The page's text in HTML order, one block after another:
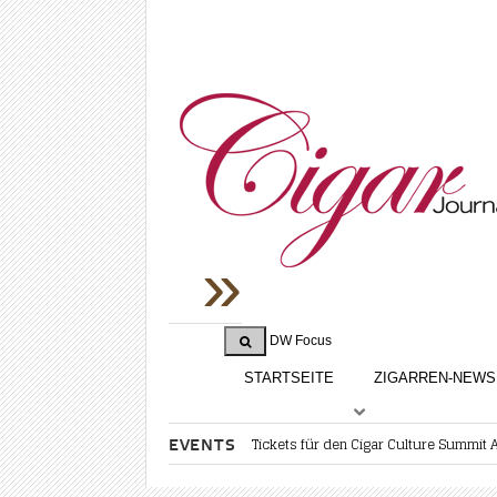
DW Focus
STARTSEITE ZIGARREN-NEWS
RATINGS & AWARDS
EVENTS
Tickets für den Cigar Culture
Rumgenuss und Karibikflair in Wien
InterTabac Bündelt Angebote für